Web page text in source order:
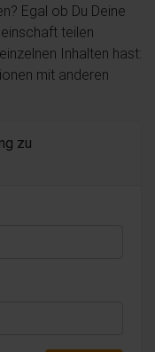
Egal ob Du Deine
teilen
Inhalten hast:
mit anderen
zu